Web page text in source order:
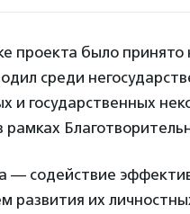
проекта было принято
среди
и государственных
рамках
— содействие
развития их